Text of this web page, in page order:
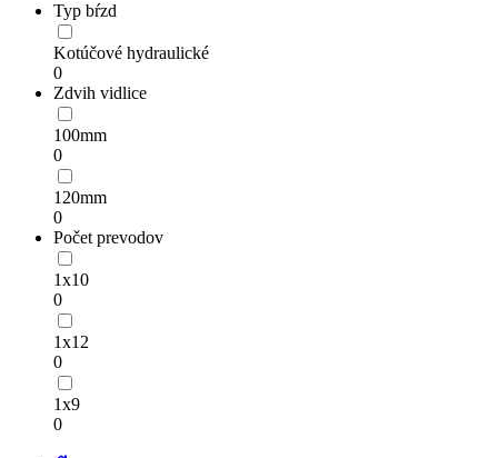
Typ bŕzd
Kotúčové hydraulické
0
Zdvih vidlice
100mm
0
120mm
0
Počet prevodov
1x10
0
1x12
0
1x9
0